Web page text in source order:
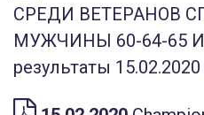
СРЕДИ ВЕТЕРАНОВ
МУЖЧИНЫ 60-64-65
результаты